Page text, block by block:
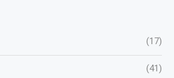
(17)
(41)